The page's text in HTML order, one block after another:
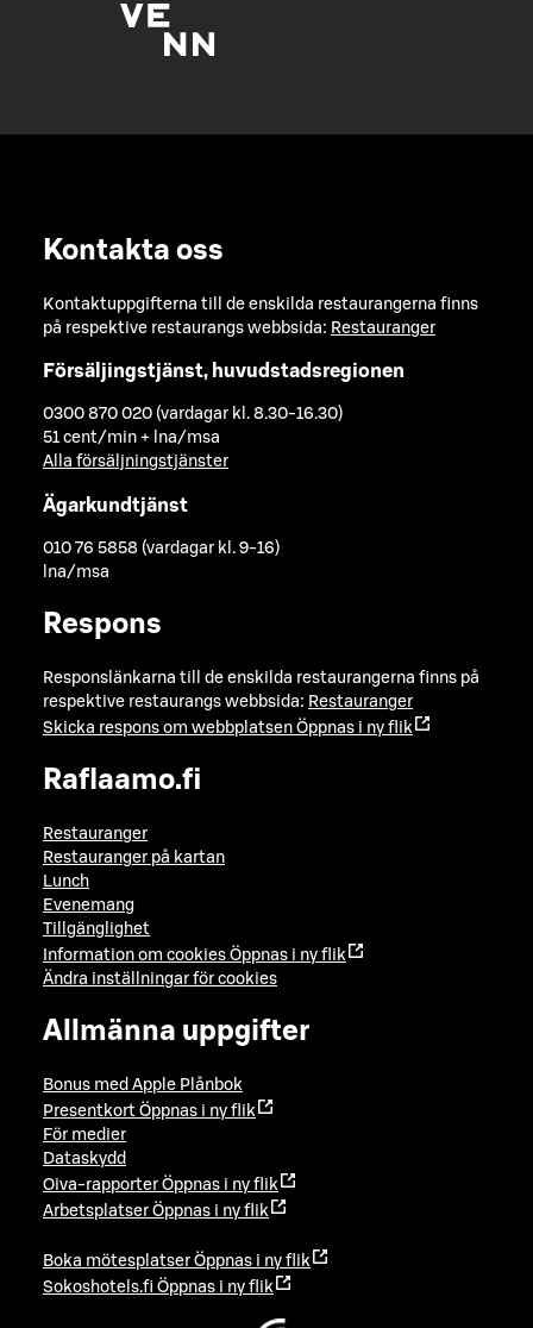
Kontakta oss
Kontaktuppgifterna till de enskilda restaurangerna finns
på respektive restaurangs webbsida: Restauranger
Försäljingstjänst, huvudstadsregionen
0300 870 020 (vardagar kl. 8.30-16.30)
51 cent/min + lna/msa
Alla försäljningstjänster
Ägarkundtjänst
010 76 5858 (vardagar kl. 9-16)
lna/msa
Respons
Responslänkarna till de enskilda restaurangerna finns på
respektive restaurangs webbsida: Restauranger
Skicka respons om webbplatsen Öppnas i ny flik
Raflaamo.fi
Restauranger
Restauranger på kartan
Lunch
Evenemang
Tillgänglighet
Information om cookies Öppnas i ny flik
Ändra inställningar för cookies
Allmänna uppgifter
Bonus med Apple Plånbok
Presentkort Öppnas i ny flik
För medier
Dataskydd
Oiva-rapporter Öppnas i ny flik
Arbetsplatser Öppnas i ny flik
Boka mötesplatser Öppnas i ny flik
Sokoshotels.fi Öppnas i ny flik